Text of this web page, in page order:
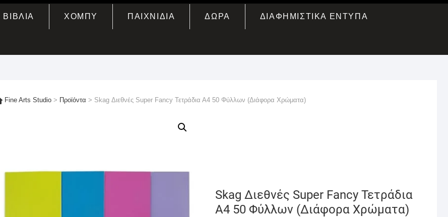
ΒΙΒΛΙΑ ΧΟΜΠΥ ΠΑΙΧΝΙΔΙΑ ΔΩΡΑ ΔΙΑΦΗΜΙΣΤΙΚΑ ΕΝΤΥΠΑ
Fine Arts Studio > Προϊόντα > Skag Διεθνές Super Fancy Τετράδια Α4 50 Φύλλων (Διάφορα Χρώματα)
Skag Διεθνές Super Fancy Τετράδια
Α4 50 Φύλλων (Διάφορα Χρώματα)